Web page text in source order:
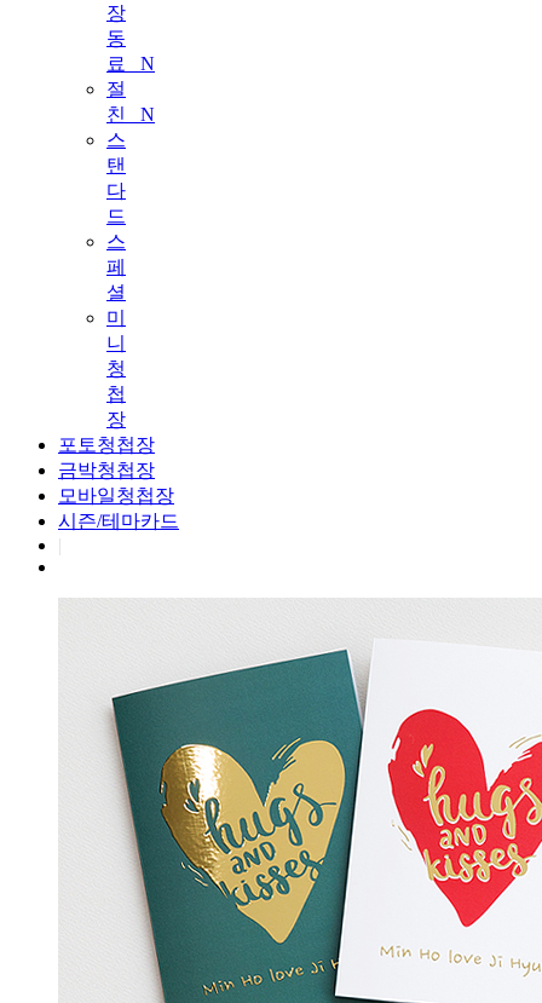
장
동
료
N
절
친
N
스
탠
다
드
스
페
셜
미
니
청
첩
장
포토청첩장
금박청첩장
모바일청첩장
시즌/테마카드
|